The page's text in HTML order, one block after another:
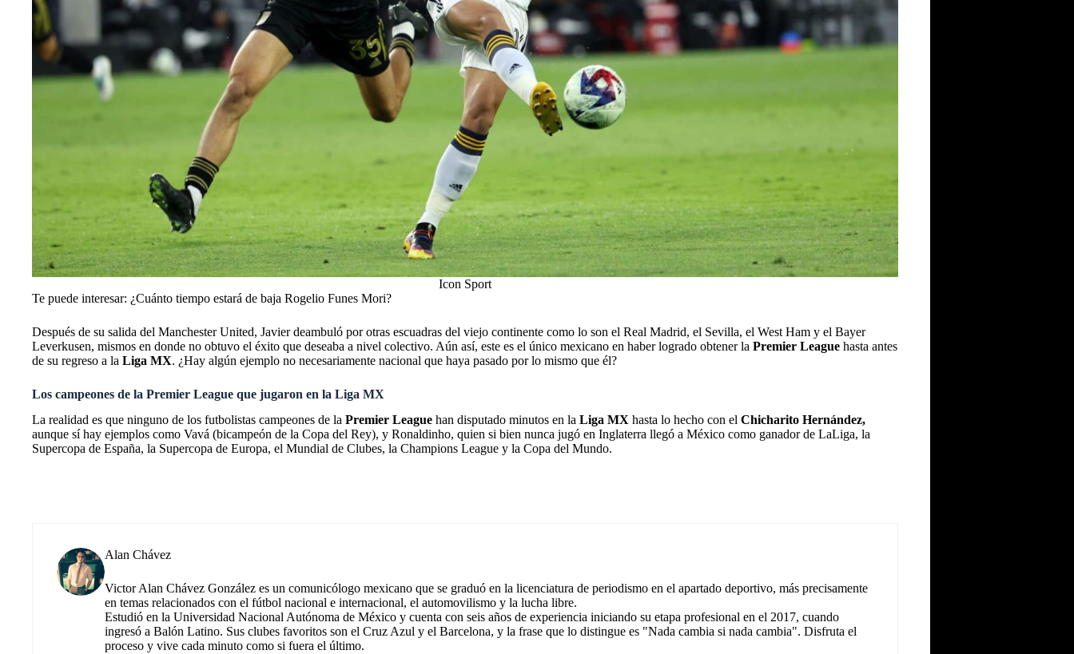
Icon Sport
Te puede interesar: ¿Cuánto tiempo estará de baja Rogelio Funes Mori?
Después de su salida del Manchester United, Javier deambuló por otras escuadras del viejo continente como lo son el Real Madrid, el Sevilla, el West Ham y el Bayer
Leverkusen, mismos en donde no obtuvo el éxito que deseaba a nivel colectivo. Aún así, este es el único mexicano en haber logrado obtener la Premier League hasta antes
de su regreso a la Liga MX. ¿Hay algún ejemplo no necesariamente nacional que haya pasado por lo mismo que él?
Los campeones de la Premier League que jugaron en la Liga MX
La realidad es que ninguno de los futbolistas campeones de la Premier League han disputado minutos en la Liga MX hasta lo hecho con el Chicharito Hernández,
aunque sí hay ejemplos como Vavá (bicampeón de la Copa del Rey), y Ronaldinho, quien si bien nunca jugó en Inglaterra llegó a México como ganador de LaLiga, la
Supercopa de España, la Supercopa de Europa, el Mundial de Clubes, la Champions League y la Copa del Mundo.
Alan Chávez
Victor Alan Chávez González es un comunicólogo mexicano que se graduó en la licenciatura de periodismo en el apartado deportivo, más precisamente
en temas relacionados con el fútbol nacional e internacional, el automovilismo y la lucha libre.
Estudió en la Universidad Nacional Autónoma de México y cuenta con seis años de experiencia iniciando su etapa profesional en el 2017, cuando
ingresó a Balón Latino. Sus clubes favoritos son el Cruz Azul y el Barcelona, y la frase que lo distingue es "Nada cambia si nada cambia". Disfruta el
proceso y vive cada minuto como si fuera el último.